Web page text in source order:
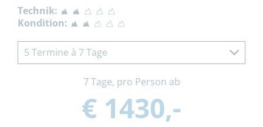
Technik:
Kondition:
5 Termine à 7 Tage
7 Tage, pro Person ab
€ 1430,-